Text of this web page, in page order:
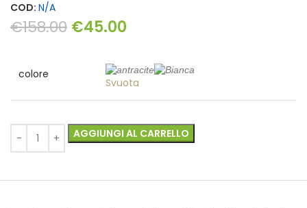
COD: N/A
€158.00 €45.00
colore
Svuota
AGGIUNGI AL CARRELLO